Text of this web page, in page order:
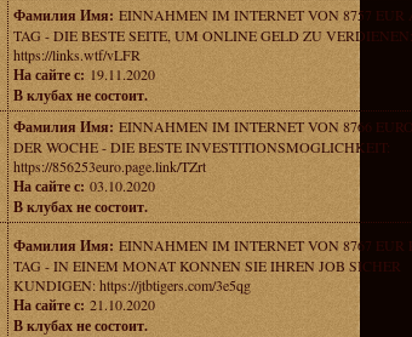
Фамилия Имя: EINNAHMEN IM INTERNET VON 8757 EUR
TAG - DIE BESTE SEITE, UM ONLINE GELD ZU VERDIENEN:
https://links.wtf/vLFR
На сайте с: 19.11.2020
В клубах не состоит.
Фамилия Имя: EINNAHMEN IM INTERNET VON 8766
DER WOCHE - DIE BESTE INVESTITIONSMOGLICHKEIT:
https://856253euro.page.link/TZrt
На сайте с: 03.10.2020
В клубах не состоит.
Фамилия Имя: EINNAHMEN IM INTERNET VON 8767 EUR
TAG - IN EINEM MONAT KONNEN SIE IHREN JOB SICHER
KUNDIGEN: https://jtbtigers.com/3e5qg
На сайте с: 21.10.2020
В клубах не состоит.